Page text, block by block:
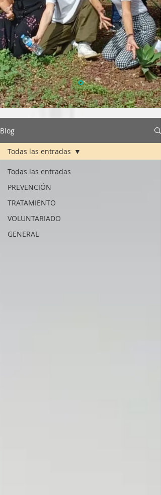
Blog
Todas las entradas
PREVENCIÓN
TRATAMIENTO
VOLUNTARIADO
GENERAL
Todas las entradas